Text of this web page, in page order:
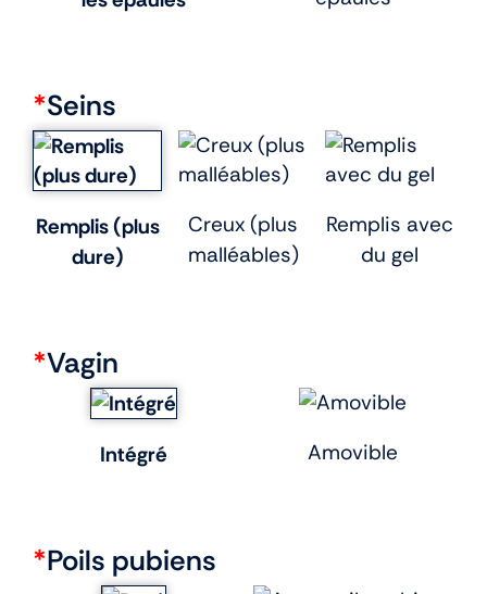
*Seins
Remplis (plus
dure)
Creux (plus
malléables)
Remplis avec
du gel
*Vagin
Intégré Amovible
*Poils pubiens